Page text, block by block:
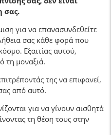
σας.
για να επανασυνδεθείτε
σας κάθε φορά που
Εξαιτίας αυτού,
τη μοναξιά.
της να επιφανεί,
από αυτό.
για να γίνουν αισθητά
τη θέση τους στην